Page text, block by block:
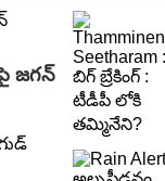
జగన్